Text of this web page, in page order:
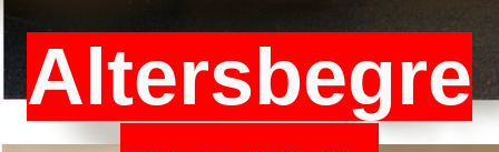
Altersbegre